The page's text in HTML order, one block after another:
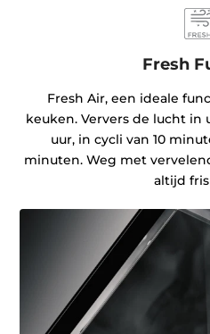
Fresh
Fresh Air, een ideale
keuken. Ververs de lucht
uur, in cycli van 10
minuten. Weg met
altijd